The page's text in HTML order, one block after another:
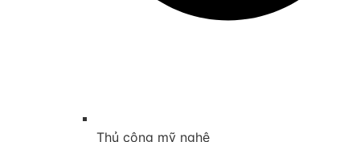
Thủ công mỹ nghệ